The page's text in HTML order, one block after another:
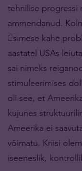
tehnilise progressi
ammendanud.
Esimese kahe
aastatel USAs
sai nimeks
stimuleerimises
oli see, et
kujunes
Ameerika ei
võimatu. Kriisi
iseeneslik,